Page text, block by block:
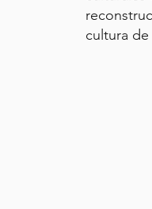
cultura